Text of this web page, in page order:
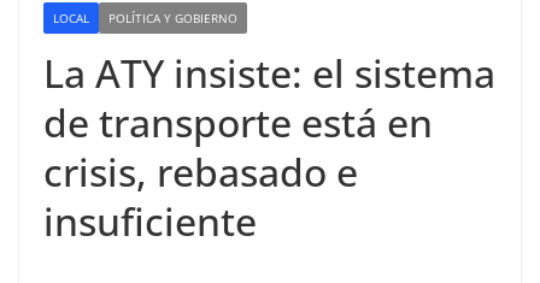
LOCAL POLÍTICA Y GOBIERNO
La ATY insiste: el sistema
de transporte está en
crisis, rebasado e
insuficiente